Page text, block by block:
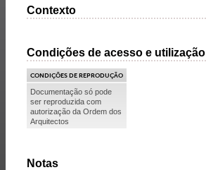
Contexto
Condições de acesso e utilização
CONDIÇÕES DE REPRODUÇÃO
Documentação só pode
ser reproduzida com
autorização da Ordem dos
Arquitectos
Notas